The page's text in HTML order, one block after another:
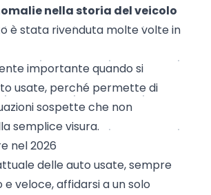
nella storia del veicolo
è stata rivenduta molte volte in
importante quando si
usate, perché permette di
sospette che non
semplice visura.
nel 2026
delle auto usate, sempre
e veloce, affidarsi a un solo